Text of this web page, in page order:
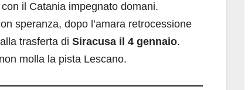
il Catania impegnato domani.
speranza, dopo l’amara retrocessione
trasferta di Siracusa il 4 gennaio.
molla la pista Lescano.